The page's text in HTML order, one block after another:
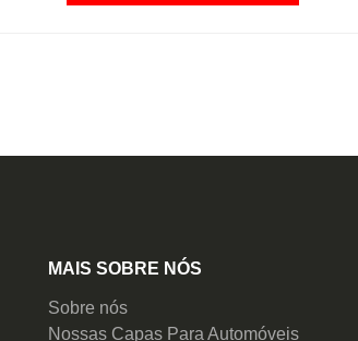
MAIS SOBRE NÓS
Sobre nós
Nossas Capas Para Automóveis